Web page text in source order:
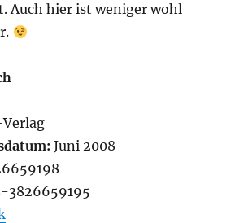
Auch hier ist weniger wohl
Juni 2008
3826659195